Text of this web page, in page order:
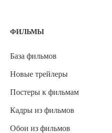
ФИЛЬМЫ
База фильмов
Новые трейлеры
Постеры к фильмам
Кадры из фильмов
Обои из фильмов